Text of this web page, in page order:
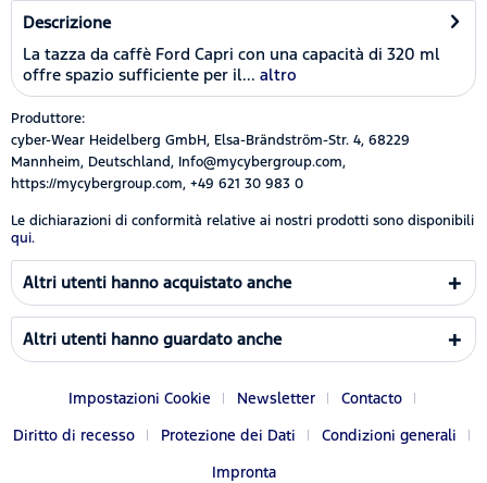
Descrizione
La tazza da caffè Ford Capri con una capacità di 320 ml
offre spazio sufficiente per il... altro
Produttore:
cyber-Wear Heidelberg GmbH, Elsa-Brändström-Str. 4, 68229
Mannheim, Deutschland, Info@mycybergroup.com,
https://mycybergroup.com, +49 621 30 983 0
Le dichiarazioni di conformità relative ai nostri prodotti sono disponibili
qui.
Altri utenti hanno acquistato anche
Altri utenti hanno guardato anche
Impostazioni Cookie Newsletter
Contacto
Diritto di recesso
Protezione dei Dati
Condizioni generali
Impronta